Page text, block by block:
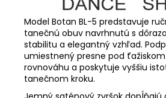
Model Botan BL-5 predstavuje
tanečnú obuv navrhnutú s
stabilitu a elegantný vzhľad.
umiestnený presne pod
rovnováhu a poskytuje vyššiu
tanečnom kroku.